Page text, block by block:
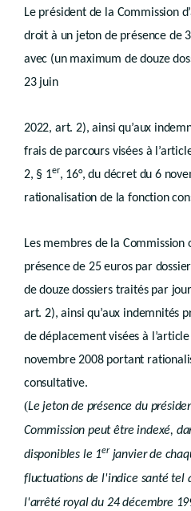
Chapitre 5 Publicité
Titre 2
(Evaluation des
Chapitre 1er
Art. R.VIII.34-1
Art. R.VIII.34-2
Chapitre 3 (Système d'évaluation
Art. R.VIII.40-1
Art. R.VIII.43-1
Art. R.VIII.45-1
Art. R.VIII.52-1
Art. R.VIII.54-1
Annexe 1
Annexe 2
Annexe 3
Annexe 4
Annexe 5
Annexe 7
Annexe 8
Annexe 10
Annexe 11
Annexe 12
Annexe 13
Annexe 14
Annexe 15
Annexe 16
Le président de la Commission
droit à un jeton de présence de
avec (un maximum de douze
23 juin
2022, art. 2), ainsi qu’aux
frais de parcours visées à
2, § 1er, 16°, du décret du 6
rationalisation de la fonction
Les membres de la
présence de 25 euros par
de douze dossiers traités par
art. 2), ainsi qu’aux indemnités
de déplacement visées à
novembre 2008 portant
consultative.
(Le jeton de présence du
Commission peut être indexé,
disponibles le 1er janvier de
fluctuations de l'indice santé tel
l'arrêté royal du 24 décembre